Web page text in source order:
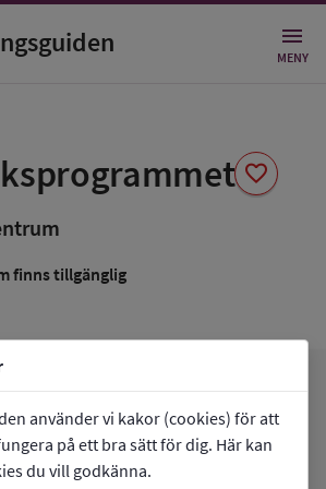
använder vi kakor (cookies) för att
på ett bra sätt för dig. Här kan
du vill godkänna.
MENY
favorite
finns tillgänglig
arrow_forward